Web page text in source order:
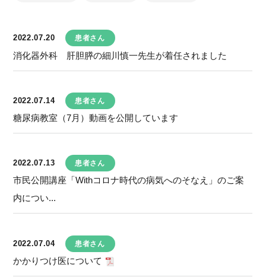
2022.07.20 患者さん
消化器外科 肝胆膵の細川慎一先生が着任されました
2022.07.14 患者さん
糖尿病教室（7月）動画を公開しています
2022.07.13 患者さん
市民公開講座「Withコロナ時代の病気へのそなえ」のご案
内につい...
2022.07.04 患者さん
かかりつけ医について